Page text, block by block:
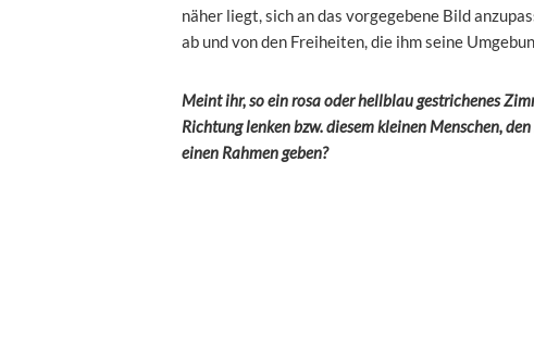
näher liegt, sich an das vorgegebene Bild
ab und von den Freiheiten, die ihm seine
Meint ihr, so ein rosa oder hellblau gestrichenes
Richtung lenken bzw. diesem kleinen Menschen,
einen Rahmen geben?